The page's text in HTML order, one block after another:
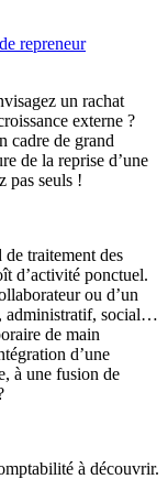
repreneur
un rachat
externe ?
cadre de grand
de la reprise d’une
pas seuls !
traitement des
d’activité ponctuel.
ou d’un
administratif, social…
de main
d’une
à une fusion de
à découvrir.